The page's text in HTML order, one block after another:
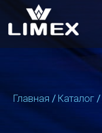
Главная / Каталог /